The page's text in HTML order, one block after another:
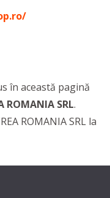
în această pagină
ROMANIA SRL.
ROMANIA SRL la